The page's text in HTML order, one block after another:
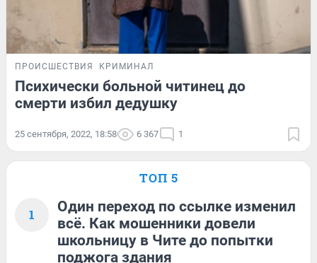
ПРОИСШЕСТВИЯ КРИМИНАЛ
Психически больной читинец до
смерти избил дедушку
25 сентября, 2022, 18:58 6 367 1
ТОП 5
1
Один переход по ссылке изменил
всё. Как мошенники довели
школьницу в Чите до попытки
поджога здания